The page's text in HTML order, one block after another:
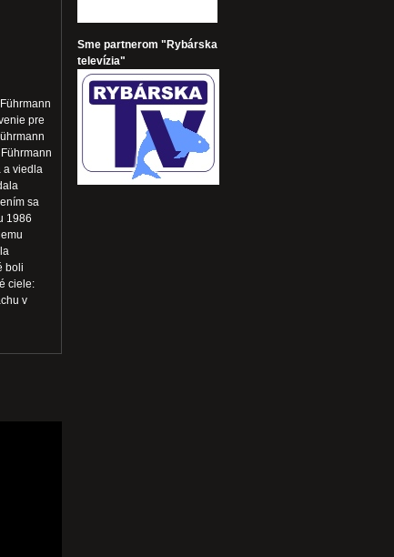
pre
a viedla
sa
1986
boli
ciele:
v
Sme partnerom "Rybárska
televízia"